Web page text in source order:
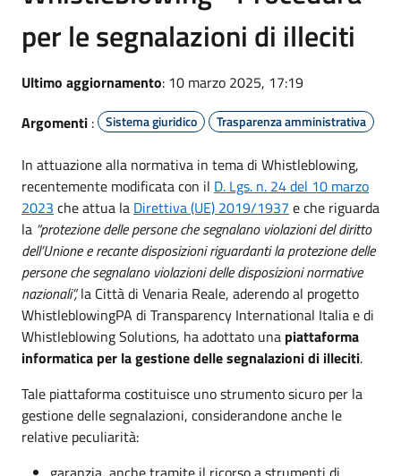
per le segnalazioni di illeciti
Ultimo aggiornamento: 10 marzo 2025, 17:19
Argomenti : Sistema giuridico Trasparenza amministrativa
In attuazione alla normativa in tema di Whistleblowing,
recentemente modificata con il D. Lgs. n. 24 del 10 marzo
2023 (apre in un'altra scheda).
che attua la Direttiva (UE) 2019/1937 (apre in un'altra
e che riguarda
la “protezione delle persone che segnalano violazioni del diritto
dell’Unione e recante disposizioni riguardanti la protezione delle
persone che segnalano violazioni delle disposizioni normative
nazionali”,la Città di Venaria Reale, aderendo al progetto
WhistleblowingPA di Transparency International Italia e di
Whistleblowing Solutions, ha adottato una piattaforma
informatica per la gestione delle segnalazioni di illeciti.
Tale piattaforma costituisce uno strumento sicuro per la
gestione delle segnalazioni, considerandone anche le
relative peculiarità: